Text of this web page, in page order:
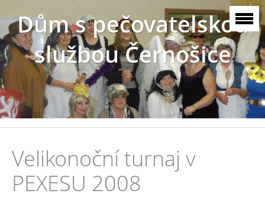
Dům s pečovatelskou
službou Černošice
Velikonoční turnaj v
PEXESU 2008